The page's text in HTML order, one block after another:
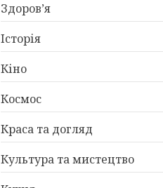
Здоров’я
Історія
Кіно
Космос
Краса та догляд
Культура та мистецтво